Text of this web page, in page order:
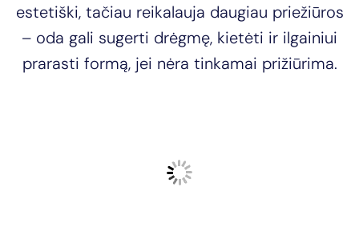
estetiški, tačiau reikalauja daugiau priežiūros
– oda gali sugerti drėgmę, kietėti ir ilgainiui
prarasti formą, jei nėra tinkamai prižiūrima.